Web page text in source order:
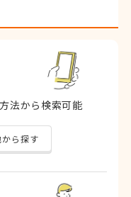
法から検索可能
ら探す